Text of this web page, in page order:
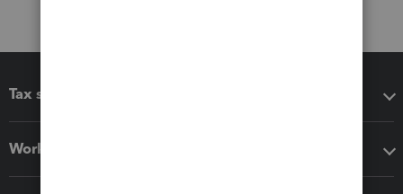
Tax software
Workflow add-ons